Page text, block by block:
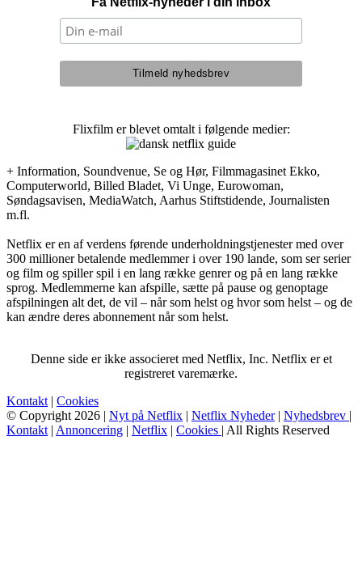
Flixfilm er blevet omtalt i følgende medier:
+ Information, Soundvenue, Se og Hør, Filmmagasinet Ekko,
Computerworld, Billed Bladet, Vi Unge, Eurowoman,
Søndagsavisen, MediaWatch, Aarhus Stiftstidende, Journalisten
m.fl.
Netflix er en af verdens førende underholdningstjenester med over
300 millioner betalende medlemmer i over 190 lande, som ser serier
og film og spiller spil i en lang række genrer og på en lang række
sprog. Medlemmerne kan afspille, sætte på pause og genoptage
afspilningen alt det, de vil – når som helst og hvor som helst – og de
kan ændre deres abonnement når som helst.
Denne side er ikke associeret med Netflix, Inc. Netflix er et
registreret varemærke.
Kontakt | Cookies
© Copyright 2026 | Nyt på Netflix | Netflix Nyheder| Nyhedsbrev |
Kontakt | Annoncering | Netflix | Cookies | All Rights Reserved